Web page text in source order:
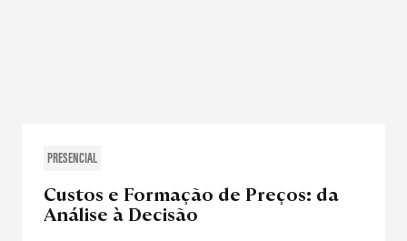
PRESENCIAL
Custos e Formação de Preços: da
Análise à Decisão